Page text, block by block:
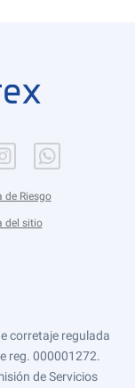
de Riesgo
del sitio
corretaje regulada
reg. 000001272.
de Servicios